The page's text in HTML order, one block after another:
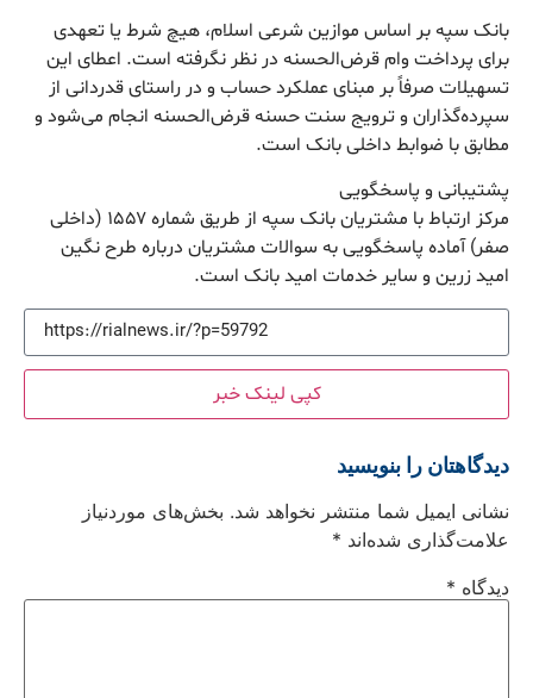
بانک سپه بر اساس موازین شرعی اسلام، هیچ شرط یا تعهدی
برای پرداخت وام قرض‌الحسنه در نظر نگرفته است. اعطای این
تسهیلات صرفاً بر مبنای عملکرد حساب و در راستای قدردانی از
سپرده‌گذاران و ترویج سنت حسنه قرض‌الحسنه انجام می‌شود و
مطابق با ضوابط داخلی بانک است.
پشتیبانی و پاسخگویی
مرکز ارتباط با مشتریان بانک سپه از طریق شماره ۱۵۵۷ (داخلی
صفر) آماده پاسخگویی به سوالات مشتریان درباره طرح نگین
امید زرین و سایر خدمات امید بانک است.
کپی لینک خبر
دیدگاهتان را بنویسید
نشانی ایمیل شما منتشر نخواهد شد. بخش‌های موردنیاز
علامت‌گذاری شده‌اند *
دیدگاه *